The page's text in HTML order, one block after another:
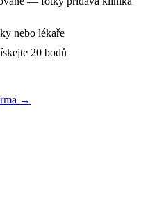
nebo lékaře
20 bodů
→